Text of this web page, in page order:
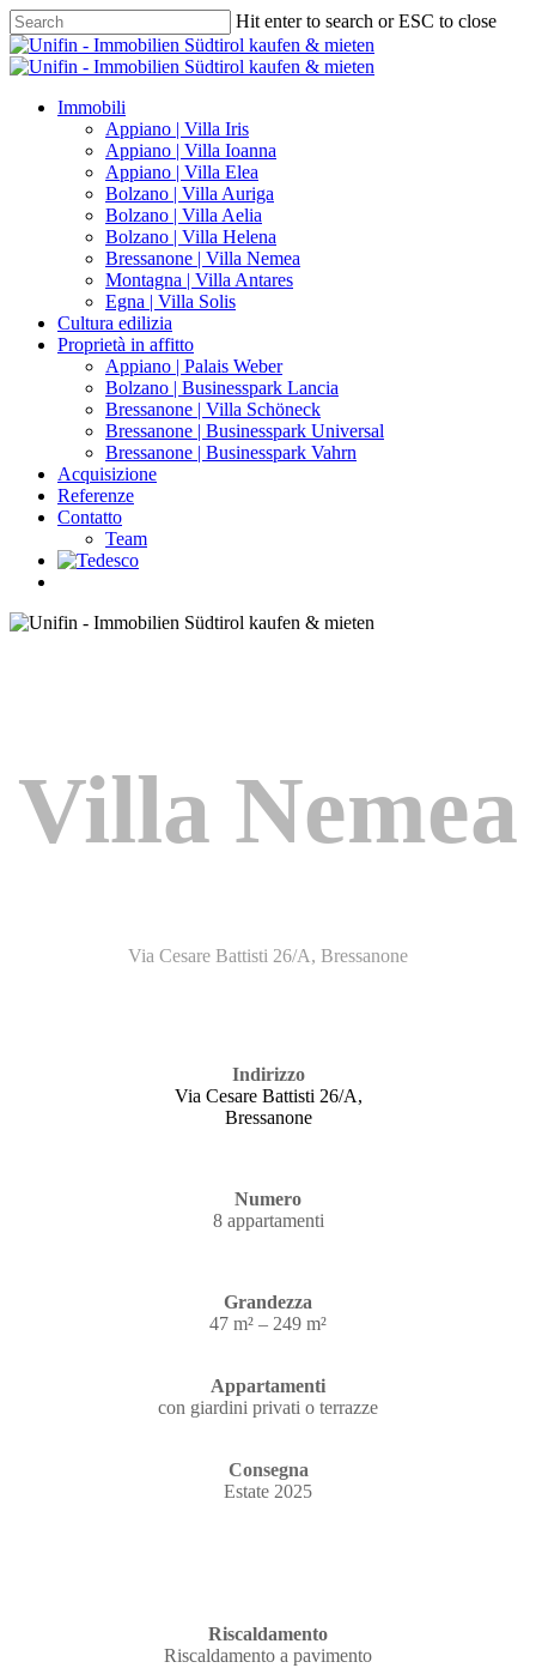
Hit enter to search or ESC to close
Immobili
Appiano | Villa Iris
Appiano | Villa Ioanna
Appiano | Villa Elea
Bolzano | Villa Auriga
Bolzano | Villa Aelia
Bolzano | Villa Helena
Bressanone | Villa Nemea
Montagna | Villa Antares
Egna | Villa Solis
Cultura edilizia
Proprietà in affitto
Appiano | Palais Weber
Bolzano | Businesspark Lancia
Bressanone | Villa Schöneck
Bressanone | Businesspark Universal
Bressanone | Businesspark Vahrn
Acquisizione
Referenze
Contatto
Team
Villa Nemea
Via Cesare Battisti 26/A, Bressanone
Indirizzo
Via Cesare Battisti 26/A,
Bressanone
Numero
8 appartamenti
Grandezza
47 m² – 249 m²
Appartamenti
con giardini privati o terrazze
Consegna
Estate 2025
Riscaldamento
Riscaldamento a pavimento